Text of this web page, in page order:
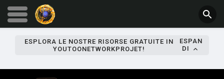
ESPLORA LE NOSTRE RISORSE GRATUITE IN
YOUTOONETWORKPROJET!
ESPAN
DI